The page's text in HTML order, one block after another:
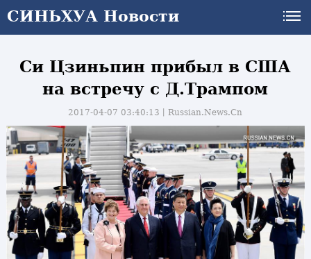
СИНЬХУА Новости
Си Цзиньпин прибыл в США
на встречу с Д.Трампом
2017-04-07 03:40:13丨Russian.News.Cn